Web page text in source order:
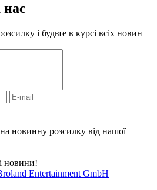
і будьте в курсі всіх новин
новинну розсилку від нашої
новини!